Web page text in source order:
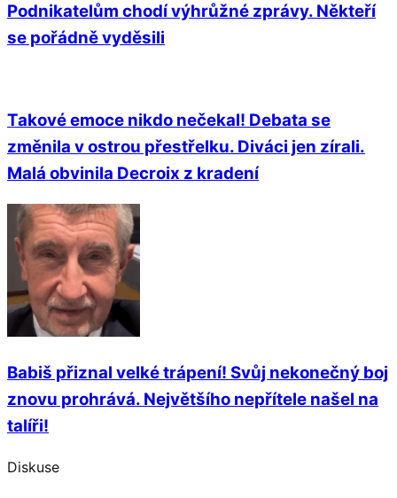
Podnikatelům chodí výhrůžné zprávy. Někteří
se pořádně vyděsili
Takové emoce nikdo nečekal! Debata se
změnila v ostrou přestřelku. Diváci jen zírali.
Malá obvinila Decroix z kradení
Babiš přiznal velké trápení! Svůj nekonečný boj
znovu prohrává. Největšího nepřítele našel na
talíři!
Diskuse